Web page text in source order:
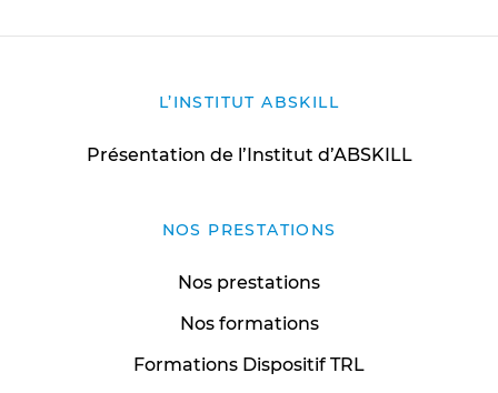
L’INSTITUT ABSKILL
Présentation de l’Institut d’ABSKILL
NOS PRESTATIONS
Nos prestations
Nos formations
Formations Dispositif TRL